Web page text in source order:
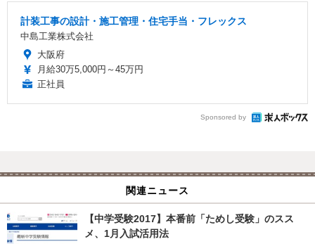
計装工事の設計・施工管理・住宅手当・フレックス
中島工業株式会社
大阪府
月給30万5,000円～45万円
正社員
Sponsored by
関連ニュース
【中学受験2017】本番前「ためし受験」のスス
メ、1月入試活用法